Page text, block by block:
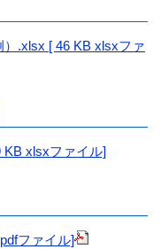
.xlsx [ 46 KB xlsxファ
xlsxファイル]
ファイル]